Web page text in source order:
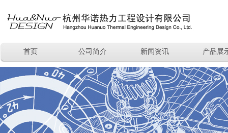
首页 公司简介 新闻资讯 产品展